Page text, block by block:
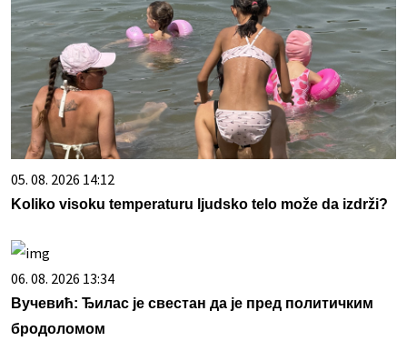
05. 08. 2026 14:12
Koliko visoku temperaturu ljudsko telo može da izdrži?
06. 08. 2026 13:34
Вучевић: Ђилас је свестан да је пред политичким
бродоломом